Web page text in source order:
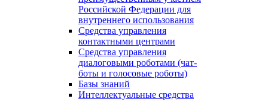
Российской Федерации для
внутреннего использования
Средства управления
контактными центрами
Средства управления
диалоговыми роботами (чат-
боты и голосовые роботы)
Базы знаний
Интеллектуальные средства